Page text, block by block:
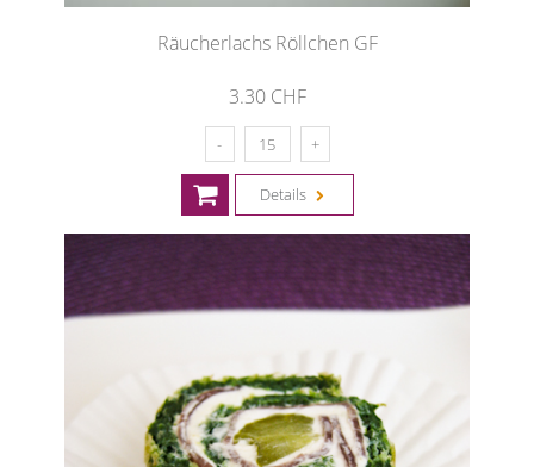
Räucherlachs Röllchen GF
3.30 CHF
Details